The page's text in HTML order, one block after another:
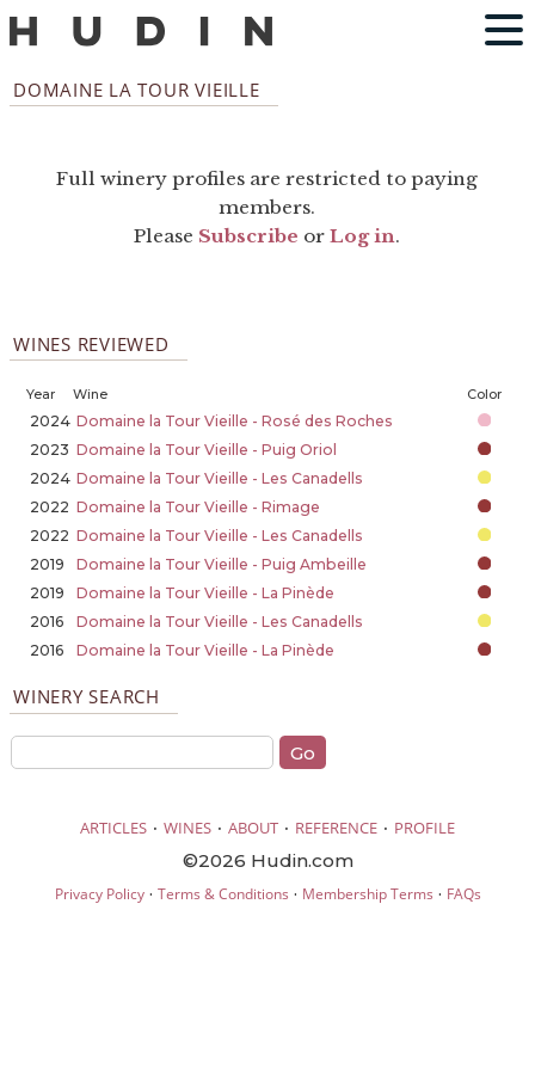
DOMAINE LA TOUR VIEILLE
Full winery profiles are restricted to paying
members.
Please Subscribe orLog in.
WINES REVIEWED
Year Wine Color
2024 Domaine la Tour Vieille - Rosé des Roches
2023 Domaine la Tour Vieille - Puig Oriol
2024 Domaine la Tour Vieille - Les Canadells
2022 Domaine la Tour Vieille - Rimage
2022 Domaine la Tour Vieille - Les Canadells
2019
Domaine la Tour Vieille - Puig Ambeille
2019
Domaine la Tour Vieille - La Pinède
2016
Domaine la Tour Vieille - Les Canadells
2016
Domaine la Tour Vieille - La Pinède
WINERY SEARCH
ARTICLES · WINES · ABOUT · REFERENCE · PROFILE
©2026 Hudin.com
Privacy Policy· Terms & Conditions · Membership Terms · FAQs